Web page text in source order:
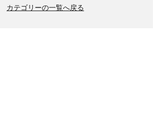
カテゴリーの一覧へ戻る